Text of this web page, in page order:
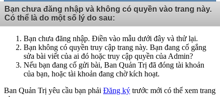
Bạn chưa đăng nhập và không có quyền vào trang này.
Có thể là do một số lý do sau:
Bạn chưa đăng nhập. Điền vào mẫu dưới đây và thử lại.
Bạn không có quyền truy cập trang này. Bạn đang cố gắng
sửa bài viết của ai đó hoặc truy cập quyền của Admin?
Nếu bạn đang cố gửi bài, Ban Quản Trị đã đóng tài khoản
của bạn, hoặc tài khoản đang chờ kích hoạt.
Ban Quản Trị yêu cầu bạn phải Đăng ký trước mới có thể xem trang